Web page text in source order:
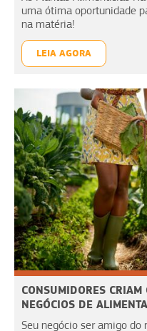
uma ótima oportunidade
na matéria!
LEIA AGORA
CONSUMIDORES
NEGÓCIOS DE
Seu negócio ser amigo